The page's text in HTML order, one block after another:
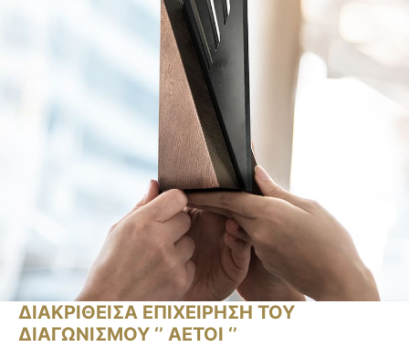
ΔΙΑΚΡΙΘΕΙΣΑ ΕΠΙΧΕΙΡΗΣΗ ΤΟΥ
ΔΙΑΓΩΝΙΣΜΟΥ ‘’ ΑΕΤΟΙ ‘’